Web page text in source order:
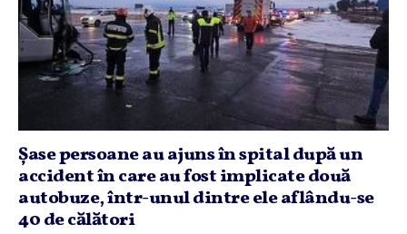
Şase persoane au ajuns în spital după un
accident în care au fost implicate două
autobuze, într-unul dintre ele aflându-se
40 de călători